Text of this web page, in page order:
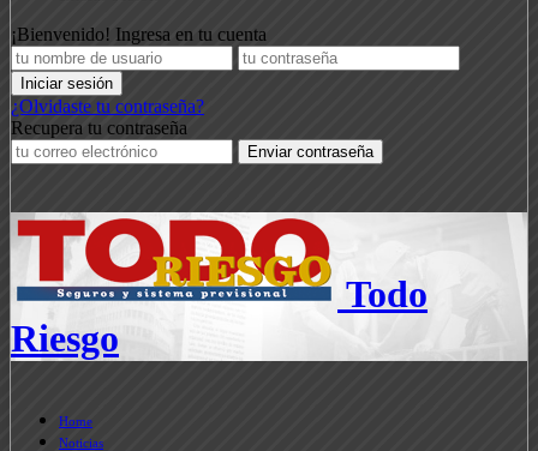
¡Bienvenido! Ingresa en tu cuenta
¿Olvidaste tu contraseña?
Recupera tu contraseña
Todo
Riesgo
Home
Noticias